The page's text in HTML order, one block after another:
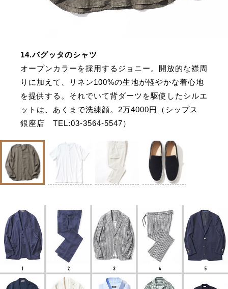
14.バグッタのシャツ
オープンカラーを採用するジョニー。開放的な襟周
りに加えて、リネン100%の生地が軽やかな着心地
を提供する。それでいて背ダーツを駆使したシルエ
ットは、あくまで洗練顔。2万4000円（シップス
銀座店 TEL:03-3564-5547）